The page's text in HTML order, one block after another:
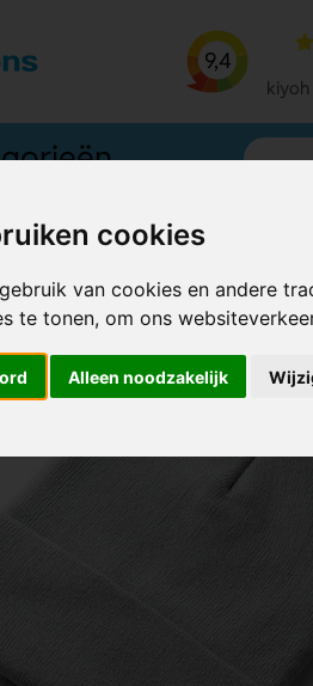
cookies
van cookies en andere
te tonen, om ons
Alleen noodzakelijk
9,4
Rpet Unisex-Muts
Muts